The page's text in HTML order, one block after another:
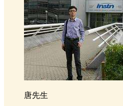
唐先生